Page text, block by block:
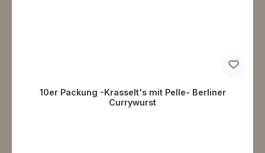
10er Packung -Krasselt's mit Pelle- Berliner
Currywurst